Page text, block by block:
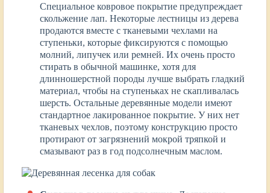
Специальное ковровое покрытие предупреждает
скольжение лап. Некоторые лестницы из дерева
продаются вместе с тканевыми чехлами на
ступеньки, которые фиксируются с помощью
молний, липучек или ремней. Их очень просто
стирать в обычной машинке, хотя для
длинношерстной породы лучше выбрать гладкий
материал, чтобы на ступеньках не скапливалась
шерсть. Остальные деревянные модели имеют
стандартное лакированное покрытие. У них нет
тканевых чехлов, поэтому конструкцию просто
протирают от загрязнений мокрой тряпкой и
смазывают раз в год подсолнечным маслом.